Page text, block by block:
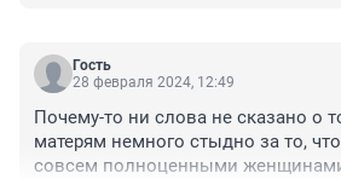
Гость
28 февраля 2024, 12:49
Почему-то ни слова не сказано о
матерям немного стыдно за то,
совсем полноценными